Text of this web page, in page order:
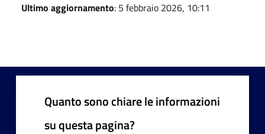
Ultimo aggiornamento: 5 febbraio 2026, 10:11
Quanto sono chiare le informazioni
su questa pagina?